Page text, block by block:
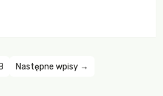
Wymagać to będzie
Następne wpisy →